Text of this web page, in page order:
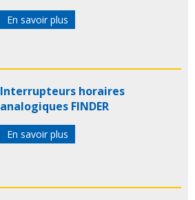
En savoir plus
Interrupteurs horaires
analogiques FINDER
En savoir plus